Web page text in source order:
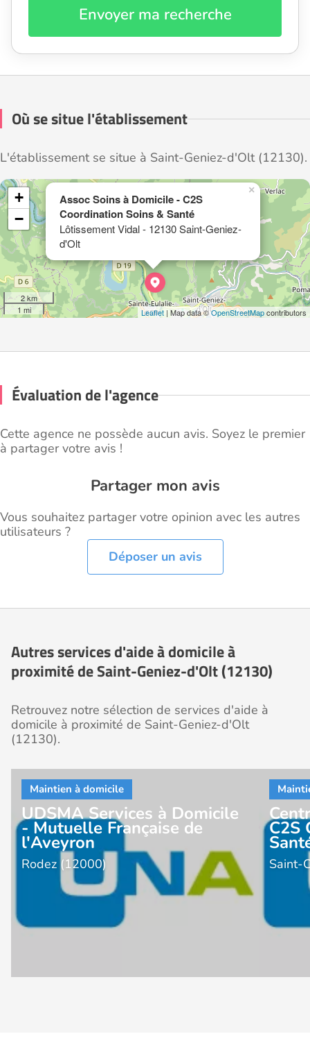
Envoyer ma recherche
Où se situe l'établissement
L'établissement se situe à Saint-Geniez-d'Olt (12130).
Assoc Soins à Domicile - C2S
Coordination Soins & Santé
Lôtissement Vidal - 12130 Saint-Geniez-
d'Olt
×
+
−
2 km
1 mi
Leaflet | Map data ©OpenStreetMapcontributors
Évaluation de l'agence
Cette agence ne possède aucun avis. Soyez le premier
à partager votre avis !
Partager mon avis
Vous souhaitez partager votre opinion avec les autres
utilisateurs ?
Déposer un avis
Autres services d'aide à domicile à
proximité de Saint-Geniez-d'Olt (12130)
Retrouvez notre sélection de services d'aide à
domicile à proximité de Saint-Geniez-d'Olt
(12130).
UDSMA Services à Domicile
- Mutuelle Française de
l'Aveyron
Rodez (12000)
C2S
Saint-